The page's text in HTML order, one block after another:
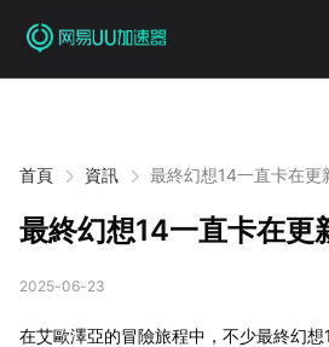
首頁 資訊 最終幻想14一直卡在更
最終幻想14一直卡在更
2025-06-23
在艾歐澤亞的冒險旅程中，不少最終幻